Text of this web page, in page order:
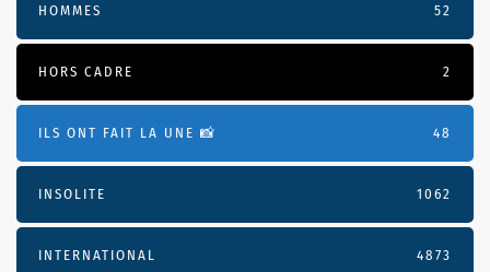
HOMMES 52
HORS CADRE 2
ILS ONT FAIT LA UNE 📸 48
INSOLITE 1062
INTERNATIONAL 4873